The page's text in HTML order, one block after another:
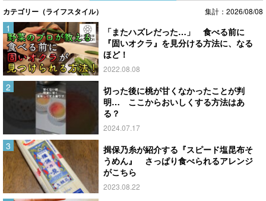
カテゴリー（ライフスタイル） 集計：2026/08/08
「またハズレだった…」 食べる前に
『固いオクラ』を見分ける方法に、なる
ほど！
2022.08.08
切った後に桃が甘くなかったことが判
明… ここからおいしくする方法はあ
る？
2024.07.17
揖保乃糸が紹介する『スピード塩昆布そ
うめん』 さっぱり食べられるアレンジ
がこちら
2023.08.22